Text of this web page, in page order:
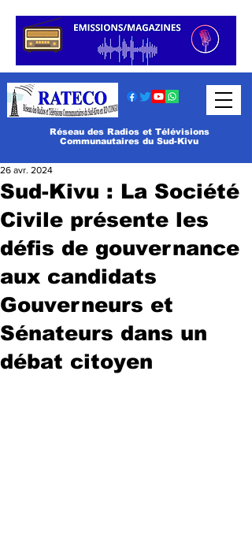
Réseau des Radios et Télévisions
Communautaires du Sud-Kivu
Sud-Kivu : La Société
Civile présente les
défis de gouvernance
aux candidats
Gouverneurs et
Sénateurs dans un
débat citoyen
26 avr. 2024